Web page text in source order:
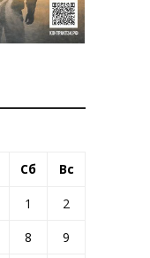
Сб Вс
1
2
8
9